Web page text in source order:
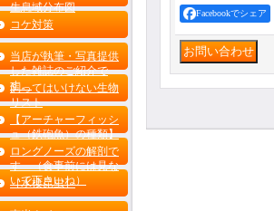
生息域分布図
コケ対策
当店が執筆・写真提供
した雑誌のご紹介で
す。
飼ってはいけない生物
リスト
【アーチャーフィッシ
ュ（鉄砲魚）の種類】
ロングノーズの解剖で
す （食事前には見な
いで下さいね）
［水棲昆虫］
Facebookでシェア